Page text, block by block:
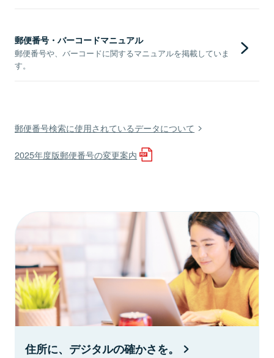
郵便番号・バーコードマニュアル
郵便番号や、バーコードに関するマニュアルを掲載していま
す。
郵便番号検索に使用されているデータについて
2025年度版郵便番号の変更案内
住所に、デジタルの確かさを。